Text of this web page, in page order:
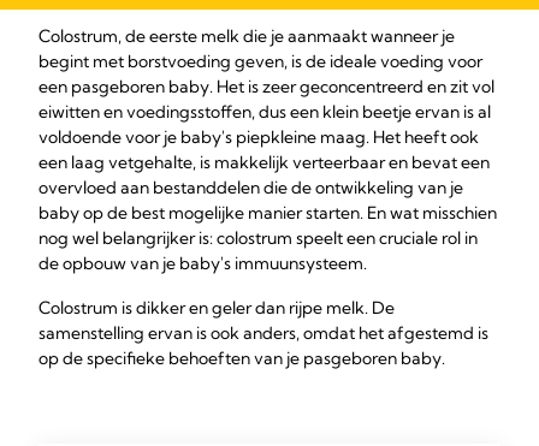
Colostrum, de eerste melk die je aanmaakt wanneer je
begint met borstvoeding geven, is de ideale voeding voor
een pasgeboren baby. Het is zeer geconcentreerd en zit vol
eiwitten en voedingsstoffen, dus een klein beetje ervan is al
voldoende voor je baby's piepkleine maag. Het heeft ook
een laag vetgehalte, is makkelijk verteerbaar en bevat een
overvloed aan bestanddelen die de ontwikkeling van je
baby op de best mogelijke manier starten. En wat misschien
nog wel belangrijker is: colostrum speelt een cruciale rol in
de opbouw van je baby's immuunsysteem.
Colostrum is dikker en geler dan rijpe melk. De
samenstelling ervan is ook anders, omdat het afgestemd is
op de specifieke behoeften van je pasgeboren baby.